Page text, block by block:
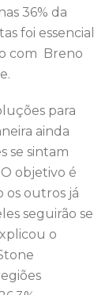
36% da
foi essencial
com Breno
para
ainda
se sintam
objetivo é
os outros já
seguirão se
o